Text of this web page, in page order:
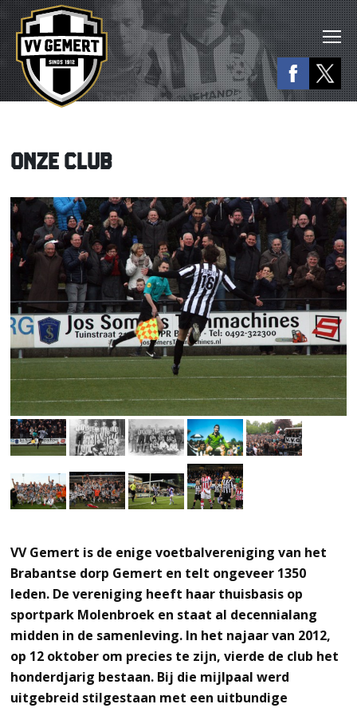
ONZE CLUB
VV Gemert is de enige voetbalvereniging van het
Brabantse dorp Gemert en telt ongeveer 1350
leden. De vereniging heeft haar thuisbasis op
sportpark Molenbroek en staat al decennialang
midden in de samenleving. In het najaar van 2012,
op 12 oktober om precies te zijn, vierde de club het
honderdjarig bestaan. Bij die mijlpaal werd
uitgebreid stilgestaan met een uitbundige